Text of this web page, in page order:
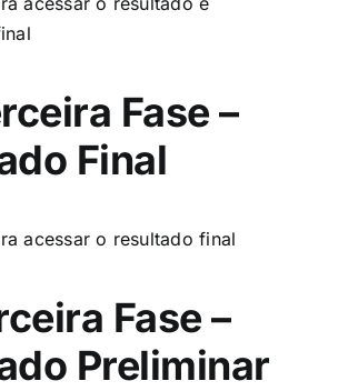
Fase –
Final
acessar o resultado final
Fase –
Preliminar